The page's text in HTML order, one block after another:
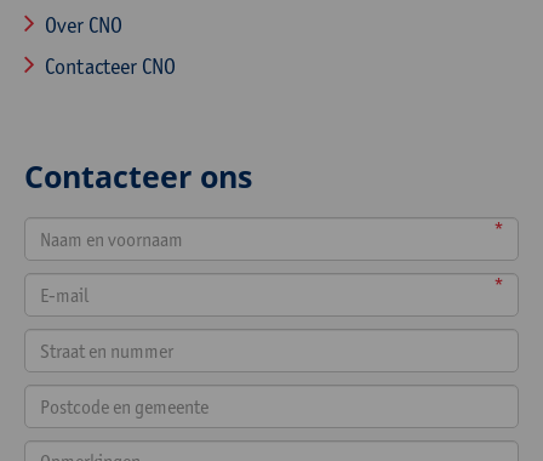
Over CNO
Contacteer CNO
Contacteer ons
*
*